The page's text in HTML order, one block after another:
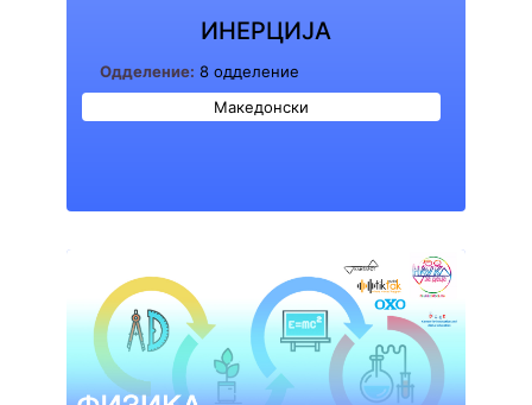
ИНЕРЦИЈА
Одделение: 8 одделение
Македонски